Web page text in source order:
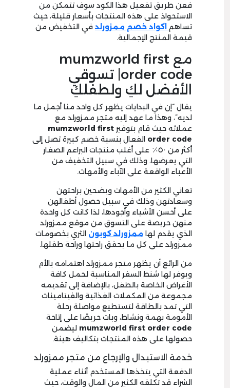
فعن طريق تفعيل هذا الكود سوف تتمكن من
الاستحواذ على هذه المنتجات بأسعار قليلة، حيث
تساهم اكواد خصم ممزورلد في التخفيض من
قيمة المنتج الإجمالية.
مع mumzworld first
order code| تسوقي
الأفضل لكِ ولطفلكِ
يقال “إن في البدايات يظهر كل واحد منا أجمل ما
لديه”، وهذا ما عهد إليه متجر ممزورلد مع
عملائه حيث قام بتوفير mumzworld first
order code الفعال بنسبة خصم كبيرة تصل إلى
أكثر من ٥٠٪ على أغلب منتجات البراعم الصغار
التي يعرضها، وذلك في سبيل التخفيف من
الأعباء الواقعة على الآباء والأمهات.
تعاني الكثير من الأمهات ويضحين براحتهن
وسعادتهن وذلك في سبيل حصول أطفالهن
على أحسن الأشياء وأجودها، لذا كانت كل واحدة
منهن حريصة على التسوق من موقع ممزورلد
الذي يقدم لها ممزورلد كوبون الثري بخصومات
ممزورلد على كل ما يحقق راحتها وراحة طفلها.
من الرائع أن يظهر متجر ممزورلد اهتمامه بالأم
ويوفر لها شنط السفر المناسبة لحمل كافة
الأغراض الخاصة بالطفل، بالإضافة إلى تقديمه
مجموعة من المكملات الغذائية والفيتامينات
التي تمد بالطاقة لتستطيع مواصلة رحلة
الأمومة بهمة ونشاط، وبات حريصًا على إتاحة
mumzworld first order code ليضمن
حصولها على هذه المنتجات بتكاليف هينة.
خدمة الاستبدال والإرجاع من متجر ممزورلد
الدفعة التي يتخذها المستخدم أثناء عملية
الشراء قد تكلفه الكثير من المال والوقت، حيث